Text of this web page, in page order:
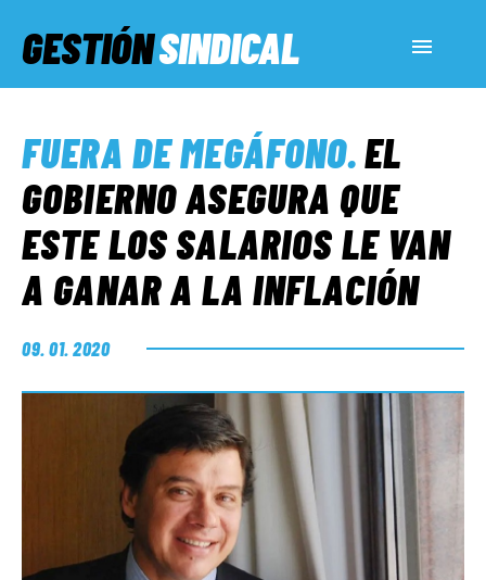
GESTIÓNSINDICAL
SERVICIOS SOCIALES
INFORMES ESPECIALES
FUERA DE MEGÁFONO
EL LADO «G»
FUERA DE MEGÁFONO.EL
GOBIERNO ASEGURA QUE
ESTE LOS SALARIOS LE VAN
A GANAR A LA INFLACIÓN
09. 01. 2020